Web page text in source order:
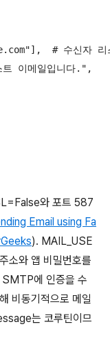
# 수신자 리
이메일입니다.",
와 포트 587
Email using Fa
). MAIL_USE
소와 앱 비밀번호를
에 인증을 수
비동기적으로 메일
는 코루틴이므